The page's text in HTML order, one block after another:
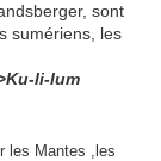
sont
sumériens, les
Ku-li-lum
les Mantes ,les